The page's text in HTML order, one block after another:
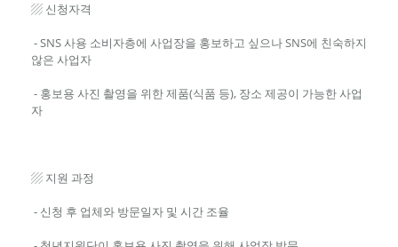
▨ 신청자격
- SNS 사용 소비자층에 사업장을 홍보하고 싶으나 SNS에 친숙하지
않은 사업자
- 홍보용 사진 촬영을 위한 제품(식품 등), 장소 제공이 가능한 사업
자
▨ 지원 과정
- 신청 후 업체와 방문일자 및 시간 조율